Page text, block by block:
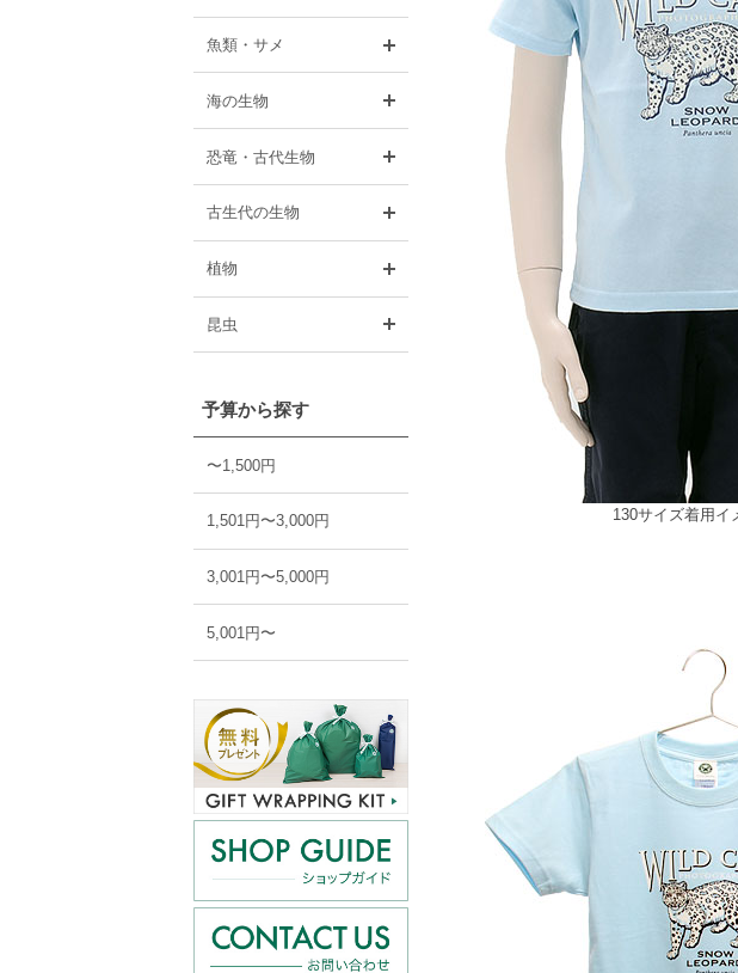
魚類・サメ
海の生物
恐竜・古代生物
古生代の生物
植物
昆虫
予算から探す
〜1,500円
1,501円〜3,000円
3,001円〜5,000円
5,001円〜
130サイズ着用イ